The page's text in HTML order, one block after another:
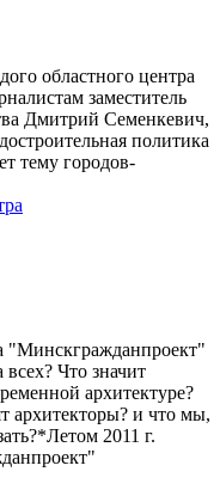
областного центра
заместитель
Дмитрий Семенкевич,
политика
тему городов-
"Минскгражданпроект"
Что значит
архитектуре?
архитекторы? и что мы,
2011 г.